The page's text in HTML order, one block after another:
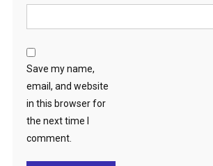
Save my name,
email, and website
in this browser for
the next time I
comment.